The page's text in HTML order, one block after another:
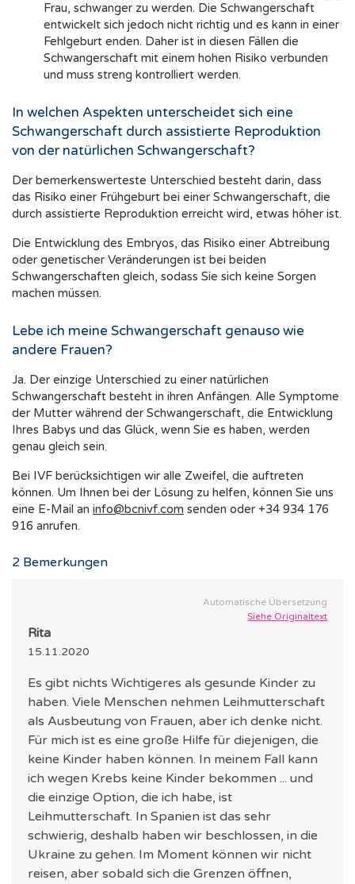
Frau, schwanger zu werden. Die Schwangerschaft
entwickelt sich jedoch nicht richtig und es kann in einer
Fehlgeburt enden. Daher ist in diesen Fällen die
Schwangerschaft mit einem hohen Risiko verbunden
und muss streng kontrolliert werden.
In welchen Aspekten unterscheidet sich eine
Schwangerschaft durch assistierte Reproduktion
von der natürlichen Schwangerschaft?
Der bemerkenswerteste Unterschied besteht darin, dass
das Risiko einer Frühgeburt bei einer Schwangerschaft, die
durch assistierte Reproduktion erreicht wird, etwas höher ist.
Die Entwicklung des Embryos, das Risiko einer Abtreibung
oder genetischer Veränderungen ist bei beiden
Schwangerschaften gleich, sodass Sie sich keine Sorgen
machen müssen.
Lebe ich meine Schwangerschaft genauso wie
andere Frauen?
Ja. Der einzige Unterschied zu einer natürlichen
Schwangerschaft besteht in ihren Anfängen. Alle Symptome
der Mutter während der Schwangerschaft, die Entwicklung
Ihres Babys und das Glück, wenn Sie es haben, werden
genau gleich sein.
Bei IVF berücksichtigen wir alle Zweifel, die auftreten
können. Um Ihnen bei der Lösung zu helfen, können Sie uns
eine E-Mail an info@bcnivf.com senden oder +34 934 176
916 anrufen.
2 Bemerkungen
Automatische Übersetzung
Siehe Originaltext
Rita
15.11.2020
Es gibt nichts Wichtigeres als gesunde Kinder zu
haben. Viele Menschen nehmen Leihmutterschaft
als Ausbeutung von Frauen, aber ich denke nicht.
Für mich ist es eine große Hilfe für diejenigen, die
keine Kinder haben können. In meinem Fall kann
ich wegen Krebs keine Kinder bekommen ... und
die einzige Option, die ich habe, ist
Leihmutterschaft. In Spanien ist das sehr
schwierig, deshalb haben wir beschlossen, in die
Ukraine zu gehen. Im Moment können wir nicht
reisen, aber sobald sich die Grenzen öffnen,